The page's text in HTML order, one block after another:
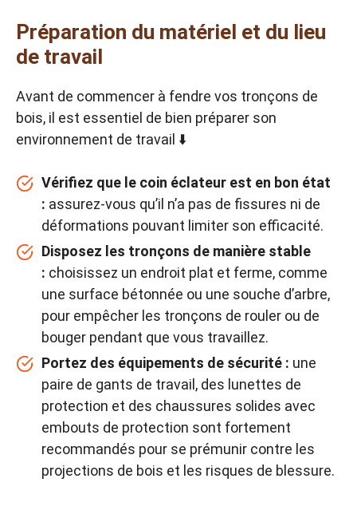
Préparation du matériel et du lieu
de travail
Avant de commencer à fendre vos tronçons de
bois, il est essentiel de bien préparer son
environnement de travail ⬇️
Vérifiez que le coin éclateur est en bon état
: assurez-vous qu’il n’a pas de fissures ni de
déformations pouvant limiter son efficacité.
Disposez les tronçons de manière stable
: choisissez un endroit plat et ferme, comme
une surface bétonnée ou une souche d’arbre,
pour empêcher les tronçons de rouler ou de
bouger pendant que vous travaillez.
Portez des équipements de sécurité : une
paire de gants de travail, des lunettes de
protection et des chaussures solides avec
embouts de protection sont fortement
recommandés pour se prémunir contre les
projections de bois et les risques de blessure.